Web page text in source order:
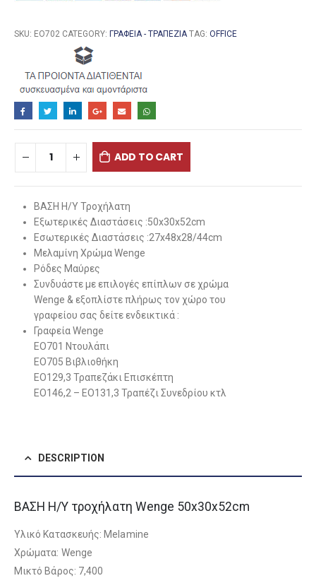
SKU: ΕΟ702 CATEGORY: ΓΡΑΦΕΊΑ - ΤΡΑΠΈΖΙΑ TAG: OFFICE
ADD TO CART
ΒΑΣΗ Η/Υ Τροχήλατη
Εξωτερικές Διαστάσεις :50x30x52cm
Εσωτερικές Διαστάσεις :27x48x28/44cm
Μελαμίνη Χρώμα Wenge
Ρόδες Μαύρες
Συνδυάστε με επιλογές επίπλων σε χρώμα
Wenge & εξοπλίστε πλήρως τον χώρο του
γραφείου σας δείτε ενδεικτικά :
Γραφεία Wenge
ΕΟ701 Ντουλάπι
ΕΟ705 Βιβλιοθήκη
ΕΟ129,3 Τραπεζάκι Επισκέπτη
ΕΟ146,2 – ΕΟ131,3 Τραπέζι Συνεδρίου κτλ
DESCRIPTION
ΒΑΣΗ Η/Υ τροχήλατη Wenge 50x30x52cm
Υλικό Κατασκευής: Melamine
Χρώματα: Wenge
Μικτό Βάρος: 7,400